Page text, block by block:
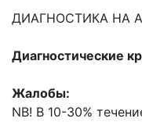
ДИАГНОСТИКА НА
Диагностические
Жалобы:
NB! В 10-30%